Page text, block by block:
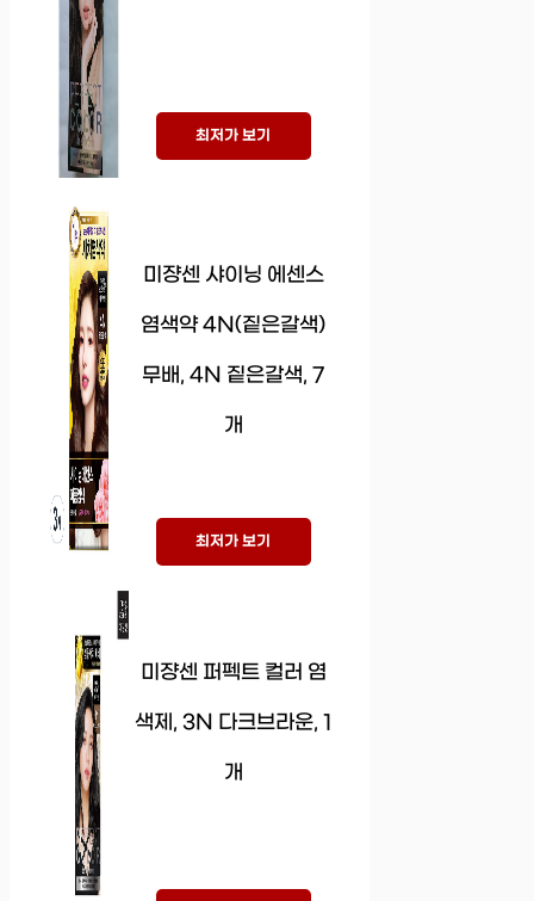
최저가 보기
미쟝센 샤이닝 에센스
염색약 4N(짙은갈색)
무배, 4N 짙은갈색, 7
개
최저가 보기
미쟝센 퍼펙트 컬러 염
색제, 3N 다크브라운, 1
개